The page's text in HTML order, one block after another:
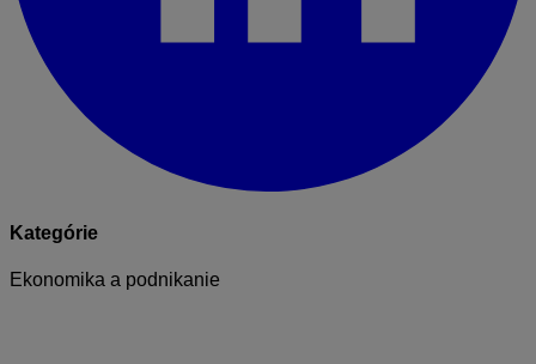
Kategórie
Ekonomika a podnikanie